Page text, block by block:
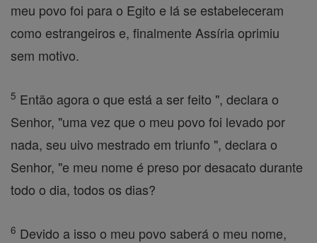
meu povo foi para o Egito e lá se estabeleceram
como estrangeiros e, finalmente Assíria oprimiu
sem motivo.
5 Então agora o que está a ser feito ", declara o
Senhor, "uma vez que o meu povo foi levado por
nada, seu uivo mestrado em triunfo ", declara o
Senhor, "e meu nome é preso por desacato durante
todo o dia, todos os dias?
6 Devido a isso o meu povo saberá o meu nome,